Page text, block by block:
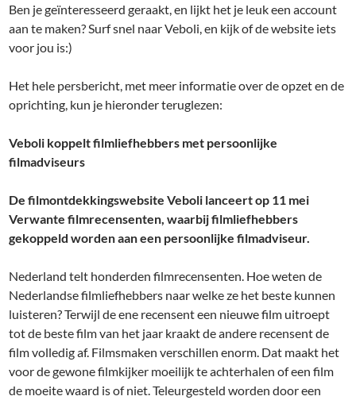
Ben je geïnteresseerd geraakt, en lijkt het je leuk een account
aan te maken? Surf snel naar Veboli, en kijk of de website iets
voor jou is:)
Het hele persbericht, met meer informatie over de opzet en de
oprichting, kun je hieronder teruglezen:
Veboli koppelt filmliefhebbers met persoonlijke
filmadviseurs
De filmontdekkingswebsite Veboli lanceert op 11 mei
Verwante filmrecensenten, waarbij filmliefhebbers
gekoppeld worden aan een persoonlijke filmadviseur.
Nederland telt honderden filmrecensenten. Hoe weten de
Nederlandse filmliefhebbers naar welke ze het beste kunnen
luisteren? Terwijl de ene recensent een nieuwe film uitroept
tot de beste film van het jaar kraakt de andere recensent de
film volledig af. Filmsmaken verschillen enorm. Dat maakt het
voor de gewone filmkijker moeilijk te achterhalen of een film
de moeite waard is of niet. Teleurgesteld worden door een